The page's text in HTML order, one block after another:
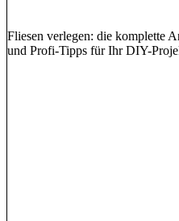
Fliesen verlegen: die komplette
und Profi-Tipps für Ihr DIY-